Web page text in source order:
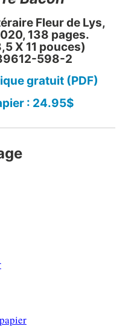
Fleur de Lys,
138 pages.
X 11 pouces)
598-2
gratuit (PDF)
: 24.95$